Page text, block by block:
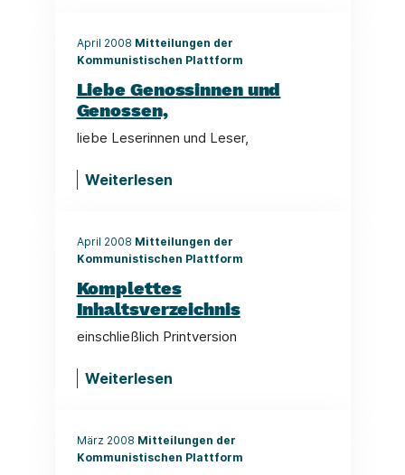
April 2008 Mitteilungen der
Kommunistischen Plattform
Liebe Genossinnen und
Genossen,
liebe Leserinnen und Leser,
Weiterlesen
April 2008 Mitteilungen der
Kommunistischen Plattform
Komplettes
Inhaltsverzeichnis
einschließlich Printversion
Weiterlesen
März 2008 Mitteilungen der
Kommunistischen Plattform